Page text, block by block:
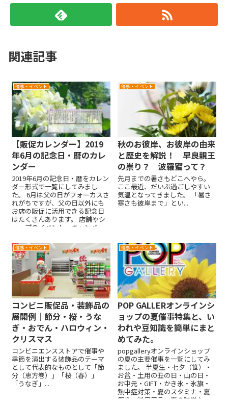
関連記事
催事・イベント
【販促カレンダー】2019
年6月の記念日・暦のカレ
ンダー
2019年6月の記念日・暦をカレン
ダー形式で一覧にしてみまし
た。 6月は父の日がフォーカスさ
れがちですが、父の日以外にも
お店の販促に活用できる記念日
はたくさんあります。 店舗やシ
ョップのイベント、キャンペー
いです。
催事・イベント
秋のお彼岸、お彼岸の由来
と歴史を解説！ 早良親王
の祟り？ 波羅蜜って？
先月までの暑さもどこへやら。
ここ最近、だいぶ過ごしやすい
気温となってきました。 「暑さ
寒さも彼岸まで」とい...
催事・イベント
コンビニ販促品・装飾品の
展開例｜節分・桜・うな
ぎ・おでん・ハロウィン・
クリスマス
コンビニエンスストアで催事や
季節を演出する装飾品のテーマ
として代表的なものとして「節
分（恵方巻）」「桜（春）」
「うなぎ」...
催事・イベント
POP GALLERオンラインシ
ョップの夏催事特集と、い
われや豆知識を簡単にまと
めてみた。
popgalleryオンラインショップ
の夏の主要催事を一覧にしてみ
ました。 半夏生・七夕（笹）・
お盆・土用の丑の日・山の日・
お中元・GIFT・かき氷・氷旗・
熱中症対策・夏のスタミナ・夏
祭り・縁日用品・夏の味覚な